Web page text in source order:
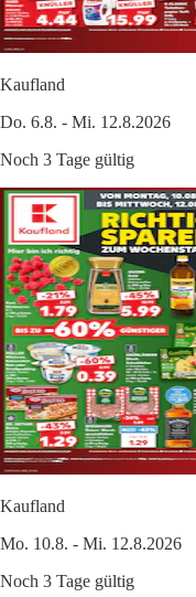
Kaufland
Do. 6.8. - Mi. 12.8.2026
Noch 3 Tage gültig
Kaufland
Mo. 10.8. - Mi. 12.8.2026
Noch 3 Tage gültig